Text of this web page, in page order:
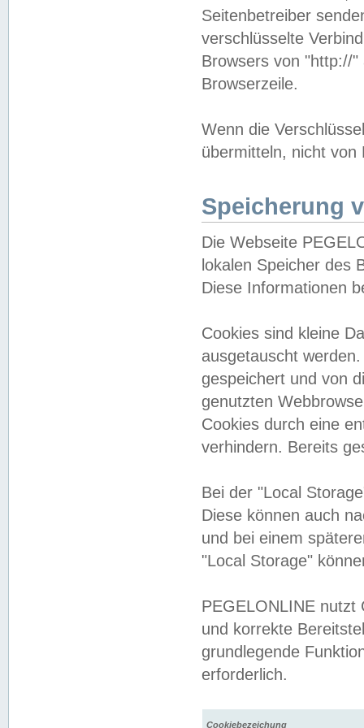
Seitenbetreiber
verschlüsselte
Browsers von "http://
Browserzeile.
Wenn die
übermitteln, nicht von
Speicherung
Die Webseite
lokalen Speicher des
Diese Informationen
Cookies sind kleine
ausgetauscht
gespeichert und von
genutzten
Cookies durch eine
verhindern. Bereits
Bei der "Local
Diese können auch
und bei einem
"Local Storage"
PEGELONLINE nutzt
und korrekte
grundlegende
erforderlich.
Cookiebezeichung